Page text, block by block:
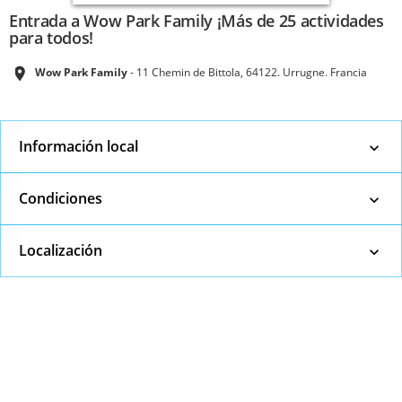
Entrada a Wow Park Family ¡Más de 25 actividades
para todos!
Wow Park Family 11 Chemin de Bittola, 64122. Urrugne. Francia
Información local
Condiciones
Localización